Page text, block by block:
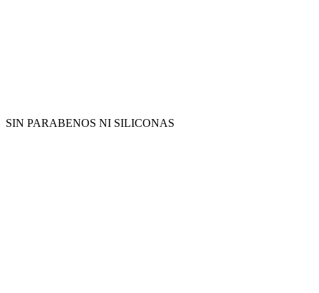
SIN PARABENOS NI SILICONAS